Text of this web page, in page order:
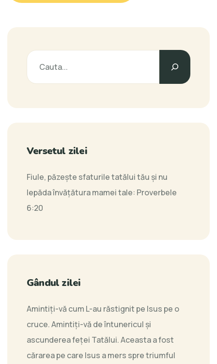
Versetul zilei
Fiule, păzeşte sfaturile tatălui tău şi nu
lepăda învăţătura mamei tale: Proverbele
6:20
Gândul zilei
Amintiţi-vă cum L-au răstignit pe Isus pe o
cruce. Amintiţi-vă de întunericul şi
ascunderea feţei Tatălui. Aceasta a fost
cărarea pe care Isus a mers spre triumful